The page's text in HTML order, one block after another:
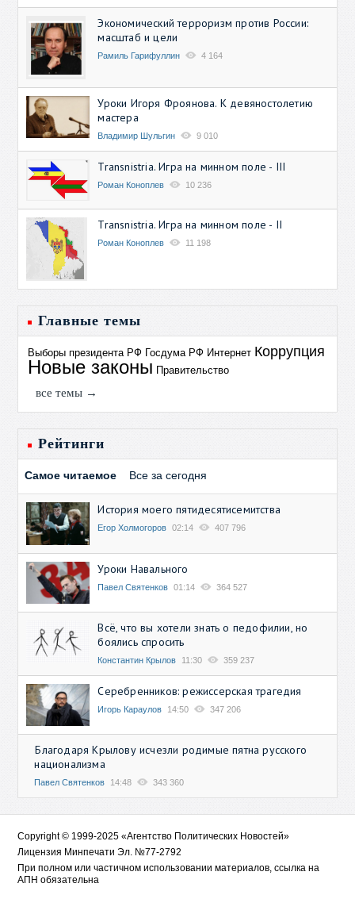
Экономический терроризм против России:
масштаб и цели
Рамиль Гарифуллин 4 164
Уроки Игоря Фроянова. К девяностолетию
мастера
Владимир Шульгин 9 010
Transnistria. Игра на минном поле - III
Роман Коноплев 10 236
Transnistria. Игра на минном поле - II
Роман Коноплев 11 198
Главные темы
Выборы президента РФ Госдума РФ Интернет Коррупция
Новые законы Правительство
все темы →
Рейтинги
Самое читаемое Все за сегодня
История моего пятидесятисемитства
Егор Холмогоров 02:14 407 796
Уроки Навального
Павел Святенков 01:14 364 527
Всё, что вы хотели знать о педофилии, но
боялись спросить
Константин Крылов 11:30 359 237
Серебренников: режиссерская трагедия
Игорь Караулов 14:50 347 206
Благодаря Крылову исчезли родимые пятна русского
национализма
Павел Святенков 14:48 343 360
Copyright © 1999-2025 «Агентство Политических Новостей»
Лицензия Минпечати Эл. №77-2792
При полном или частичном использовании материалов, ссылка на
АПН обязательна